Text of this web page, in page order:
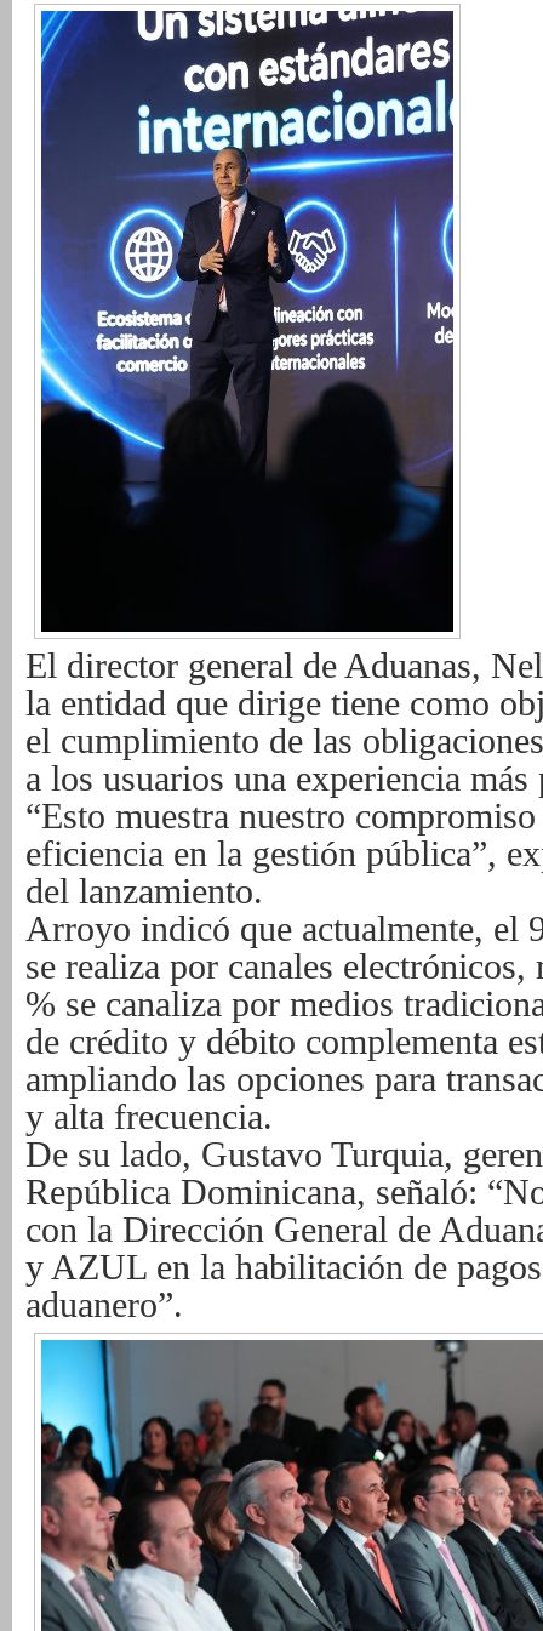
El director general de Aduanas,
la entidad que dirige tiene como
el cumplimiento de las
a los usuarios una experiencia
“Esto muestra nuestro
eficiencia en la gestión pública”,
del lanzamiento.
Arroyo indicó que actualmente, el
se realiza por canales electrónicos,
% se canaliza por medios
de crédito y débito complementa
ampliando las opciones para
y alta frecuencia.
De su lado, Gustavo Turquia,
República Dominicana, señaló:
con la Dirección General de
y AZUL en la habilitación de
aduanero”.